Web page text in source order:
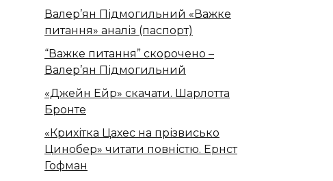
Валер’ян Підмогильний «Важке
питання» аналіз (паспорт)
“Важке питання” скорочено –
Валер’ян Підмогильний
«Джейн Ейр» скачати. Шарлотта
Бронте
«Крихітка Цахес на прізвисько
Цинобер» читати повністю. Ернст
Гофман